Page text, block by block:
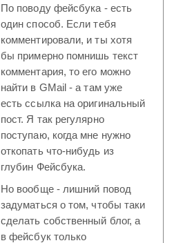
По поводу фейсбука - есть
один способ. Если тебя
комментировали, и ты хотя
бы примерно помнишь текст
комментария, то его можно
найти в GMail - а там уже
есть ссылка на оригинальный
пост. Я так регулярно
поступаю, когда мне нужно
откопать что-нибудь из
глубин Фейсбука.
Но вообще - лишний повод
задуматься о том, чтобы таки
сделать собственный блог, а
в фейсбук только